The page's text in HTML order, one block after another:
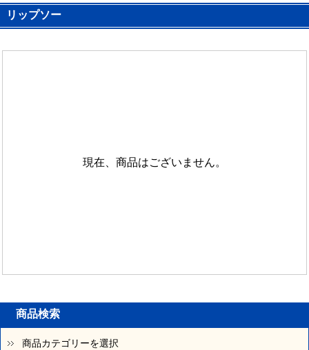
リップソー
現在、商品はございません。
商品検索
商品カテゴリーを選択